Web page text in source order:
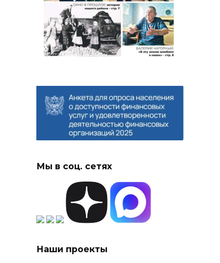
Мы в соц. сетях
Наши проекты